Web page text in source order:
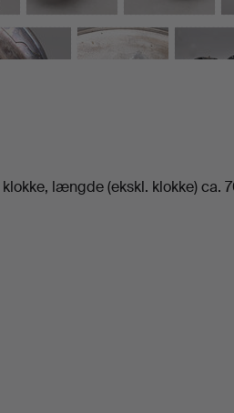
længde (ekskl. klokke) ca.